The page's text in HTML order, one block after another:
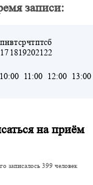
записи:
пн
17
вт
18
ср
19
чт
20
пт
21
сб
22
10:00 11:00 12:00 13:00
на приём
записалось 399 человек